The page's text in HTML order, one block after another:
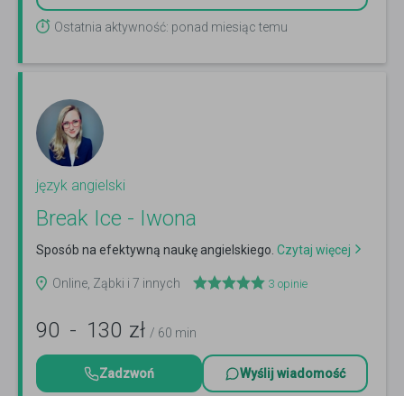
Ostatnia aktywność: ponad miesiąc temu
język angielski
Break Ice - Iwona
Sposób na efektywną naukę angielskiego. Czytaj więcej
Online, Ząbki i 7 innych 3 opinie
90 - 130 zł / 60 min
Zadzwoń Wyślij wiadomość